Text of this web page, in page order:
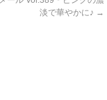
淡で華やかに♪ →